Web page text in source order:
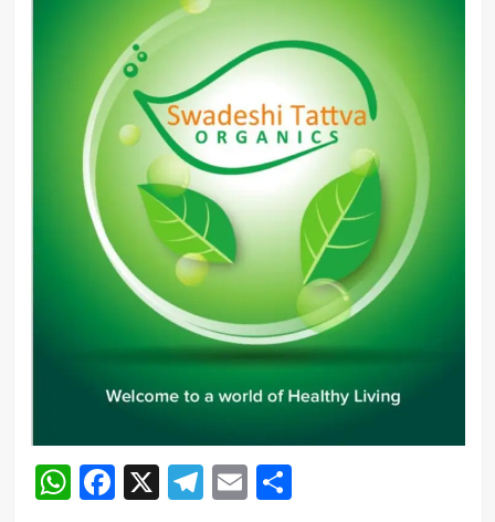
WhatsApp
Facebook
X Telegram
EmailShare